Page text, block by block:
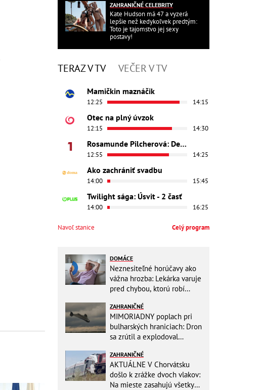
ZAHRANIČNÉ CELEBRITY
Kate Hudson má 47 a vyzerá
lepšie než kedykoľvek predtým:
Toto je tajomstvo jej sexy
postavy!
TERAZ V TV VEČER V TV
Mamičkin maznáčik
12:25 14:15
Otec na plný úvzok
12:15 14:30
Rosamunde Pilcherová: Dedičstvo lásky
12:55 14:25
Ako zachrániť svadbu
14:00 15:45
Twilight sága: Úsvit - 2 časť
14:00 16:25
Navoľ stanice Celý program
DOMÁCE
Neznesiteľné horúčavy ako
vážna hrozba: Lekárka varuje
pred chybou, ktorú robí
ZAHRANIČNÉ
MIMORIADNY poplach pri
bulharských hraniciach: Dron
sa zrútil a explodoval
ZAHRANIČNÉ
AKTUÁLNE V Chorvátsku
došlo k zrážke dvoch vlakov:
Na mieste zasahujú všetky